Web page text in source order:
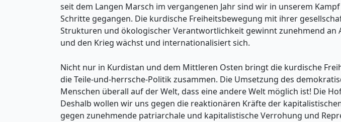
seit dem Langen Marsch im vergangenen Jahr sind wir in unserem
Schritte gegangen. Die kurdische Freiheitsbewegung mit ihrer
Strukturen und ökologischer Verantwortlichkeit gewinnt zunehmend an
und den Krieg wächst und internationalisiert sich.
Nicht nur in Kurdistan und dem Mittleren Osten bringt die kurdische
die Teile-und-herrsche-Politik zusammen. Die Umsetzung des
Menschen überall auf der Welt, dass eine andere Welt möglich ist! Die
Deshalb wollen wir uns gegen die reaktionären Kräfte der
gegen zunehmende patriarchale und kapitalistische Verrohung und